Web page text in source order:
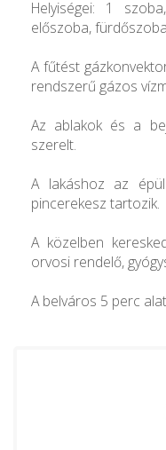
Helyiségei: 1
előszoba,
A fűtést
rendszerű gázos
Az ablakok és a
szerelt.
A lakáshoz az
pincerekesz tartozik.
A közelben
orvosi rendelő,
A belváros 5 perc